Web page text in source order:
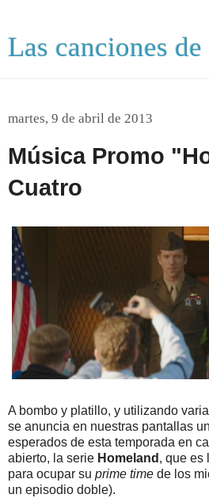
Las canciones
martes, 9 de abril de 2013
Música Promo
Cuatro
A bombo y platillo, y utilizando
se anuncia en nuestras pantallas
esperados de esta temporada en
abierto, la serie Homeland , que es
para ocupar su prime time de los
un episodio doble).